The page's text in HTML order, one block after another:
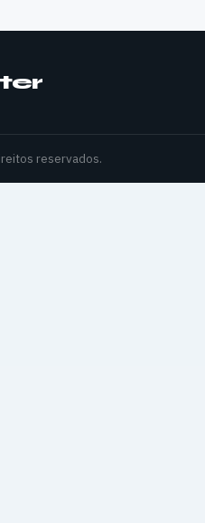
reservados.